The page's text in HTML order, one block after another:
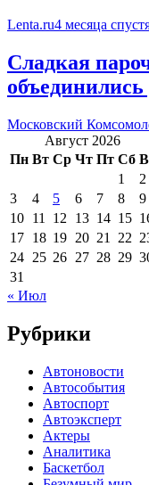
Lenta.ru4 месяца
Сладкая
Московский
Август 2026
Пн Вт Ср Чт Пт Сб
1
2
3
4 5 6 7 8
9
10 11 12 13 14 15
17 18 19 20 21 22
24 25 26 27 28 29
31
« Июл
Рубрики
Автоновости
Автособытия
Автоспорт
Автоэксперт
Актеры
Аналитика
Баскетбол